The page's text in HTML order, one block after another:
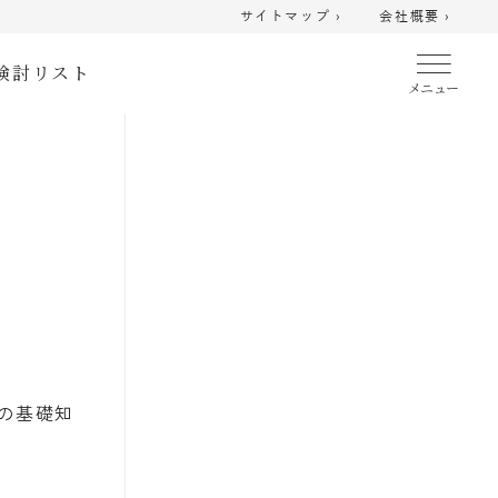
サイトマップ › 会社概要 ›
討リスト
基礎知